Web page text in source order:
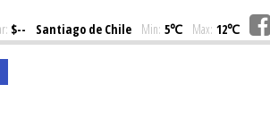
$-- Santiago de Chile Min: 5℃ Max: 12℃